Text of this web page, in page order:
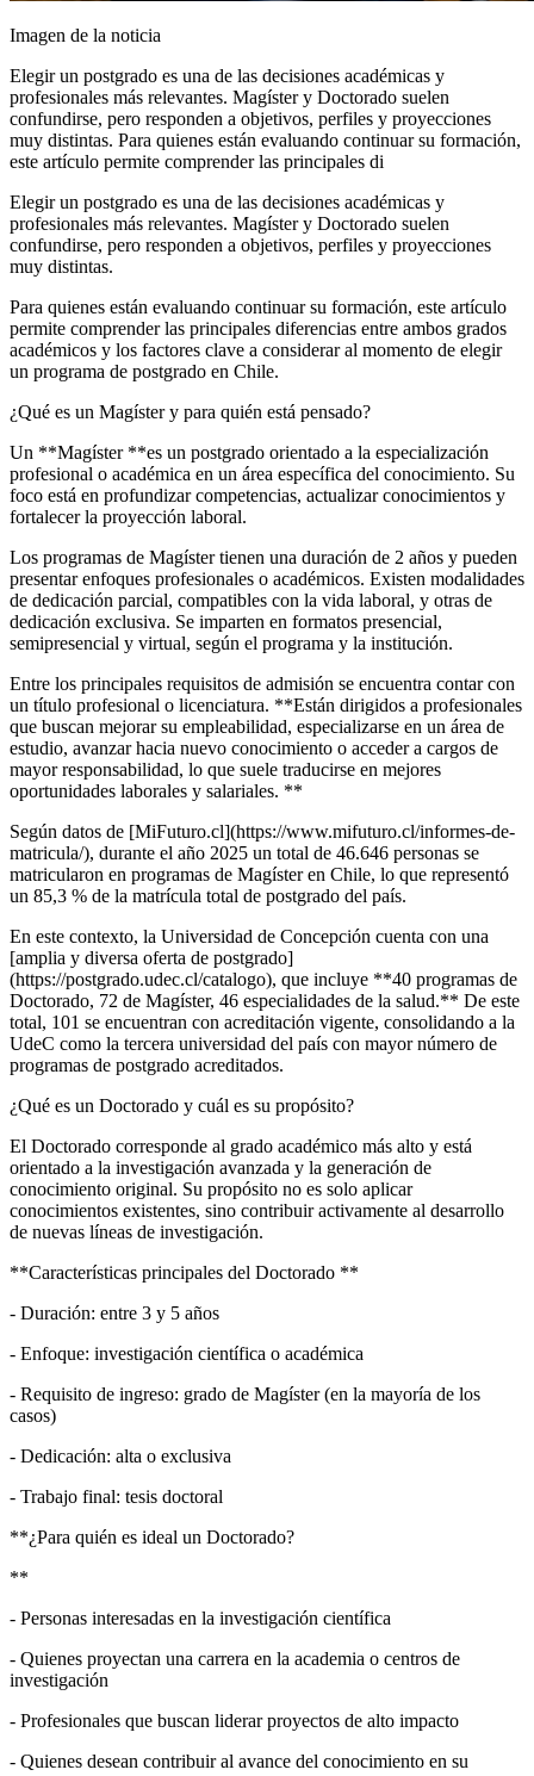
Imagen de la noticia
Elegir un postgrado es una de las decisiones académicas y
profesionales más relevantes. Magíster y Doctorado suelen
confundirse, pero responden a objetivos, perfiles y proyecciones
muy distintas. Para quienes están evaluando continuar su formación,
este artículo permite comprender las principales di
Elegir un postgrado es una de las decisiones académicas y
profesionales más relevantes. Magíster y Doctorado suelen
confundirse, pero responden a objetivos, perfiles y proyecciones
muy distintas.
Para quienes están evaluando continuar su formación, este artículo
permite comprender las principales diferencias entre ambos grados
académicos y los factores clave a considerar al momento de elegir
un programa de postgrado en Chile.
¿Qué es un Magíster y para quién está pensado?
Un **Magíster **es un postgrado orientado a la especialización
profesional o académica en un área específica del conocimiento. Su
foco está en profundizar competencias, actualizar conocimientos y
fortalecer la proyección laboral.
Los programas de Magíster tienen una duración de 2 años y pueden
presentar enfoques profesionales o académicos. Existen modalidades
de dedicación parcial, compatibles con la vida laboral, y otras de
dedicación exclusiva. Se imparten en formatos presencial,
semipresencial y virtual, según el programa y la institución.
Entre los principales requisitos de admisión se encuentra contar con
un título profesional o licenciatura. **Están dirigidos a profesionales
que buscan mejorar su empleabilidad, especializarse en un área de
estudio, avanzar hacia nuevo conocimiento o acceder a cargos de
mayor responsabilidad, lo que suele traducirse en mejores
oportunidades laborales y salariales. **
Según datos de [MiFuturo.cl](https://www.mifuturo.cl/informes-de-
matricula/), durante el año 2025 un total de 46.646 personas se
matricularon en programas de Magíster en Chile, lo que representó
un 85,3 % de la matrícula total de postgrado del país.
En este contexto, la Universidad de Concepción cuenta con una
[amplia y diversa oferta de postgrado]
(https://postgrado.udec.cl/catalogo), que incluye **40 programas de
Doctorado, 72 de Magíster, 46 especialidades de la salud.** De este
total, 101 se encuentran con acreditación vigente, consolidando a la
UdeC como la tercera universidad del país con mayor número de
programas de postgrado acreditados.
¿Qué es un Doctorado y cuál es su propósito?
El Doctorado corresponde al grado académico más alto y está
orientado a la investigación avanzada y la generación de
conocimiento original. Su propósito no es solo aplicar
conocimientos existentes, sino contribuir activamente al desarrollo
de nuevas líneas de investigación.
**Características principales del Doctorado **
- Duración: entre 3 y 5 años
- Enfoque: investigación científica o académica
- Requisito de ingreso: grado de Magíster (en la mayoría de los
casos)
- Dedicación: alta o exclusiva
- Trabajo final: tesis doctoral
**¿Para quién es ideal un Doctorado?
**
- Personas interesadas en la investigación científica
- Quienes proyectan una carrera en la academia o centros de
investigación
- Profesionales que buscan liderar proyectos de alto impacto
- Quienes desean contribuir al avance del conocimiento en su